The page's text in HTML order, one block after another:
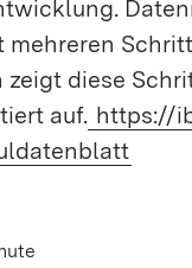
mehreren
zeigt diese
auf. https://